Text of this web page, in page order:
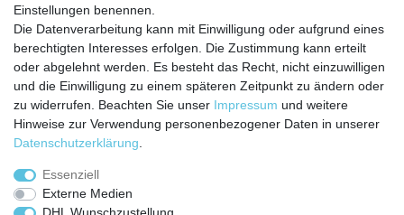
Einstellungen benennen.
Die Datenverarbeitung kann mit Einwilligung oder aufgrund eines
berechtigten Interesses erfolgen. Die Zustimmung kann erteilt
oder abgelehnt werden. Es besteht das Recht, nicht einzuwilligen
und die Einwilligung zu einem späteren Zeitpunkt zu ändern oder
zu widerrufen. Beachten Sie unser Impressum und weitere
Hinweise zur Verwendung personenbezogener Daten in unserer
Daten­schutz­erklärung
Essenziell
Externe Medien
Batterierücknahmeverordnung
Kostenloser Newsletter
E-MAIL **
Newsletter
Honig
Daten­schutz­erklärung
Einwilligung kann ich jederzeit widerrufen.**